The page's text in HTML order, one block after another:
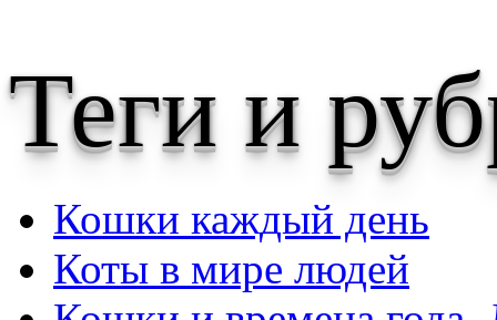
Теги и
Кошки каждый день
Коты в мире людей